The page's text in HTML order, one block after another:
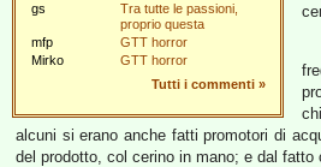
gs
Tra tutte le passioni,
proprio questa
mfp
GTT horror
Mirko
GTT horror
Tutti i commenti »
alcuni si erano anche fatti promotori di
del prodotto, col cerino in mano; e dal